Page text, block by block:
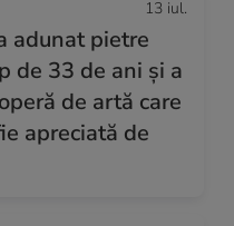
13 iul.
adunat pietre
de 33 de ani și a
de artă care
apreciată de